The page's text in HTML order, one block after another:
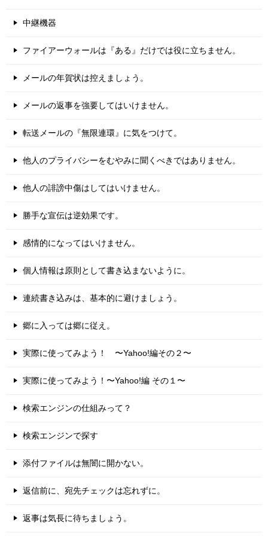
中継機器
ファイアーウォールは『ある』だけでは役に立ちません。
メールの年賀状は控えましょう。
メールの返事を強要してはいけません。
転送メールの『無限連環』に気をつけて。
他人のプライバシーをむやみに聞くべきではありません。
他人の誹謗中傷はしてはいけません。
勝手な宣伝は逆効果です。
感情的になってはいけません。
個人情報は原則として書き込まないように。
連続書き込みは、基本的に避けましょう。
郷に入っては郷に従え。
実際に使ってみよう！ 〜Yahoo!編その２〜
実際に使ってみよう！〜Yahoo!編 その１〜
検索エンジンの仕組みって？
検索エンジンで探す
添付ファイルは無闇に開かない。
返信前に、宛先チェックは忘れずに。
返事は気長に待ちましょう。